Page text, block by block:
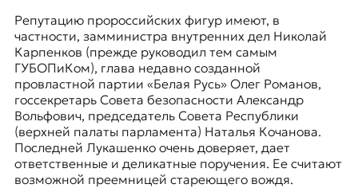
Репутацию пророссийских фигур имеют, в
частности, замминистра внутренних дел Николай
Карпенков (прежде руководил тем самым
ГУБОПиКом), глава недавно созданной
провластной партии «Белая Русь» Олег Романов,
госсекретарь Совета безопасности Александр
Вольфович, председатель Совета Республики
(верхней палаты парламента) Наталья Кочанова.
Последней Лукашенко очень доверяет, дает
ответственные и деликатные поручения. Ее считают
возможной преемницей стареющего вождя.